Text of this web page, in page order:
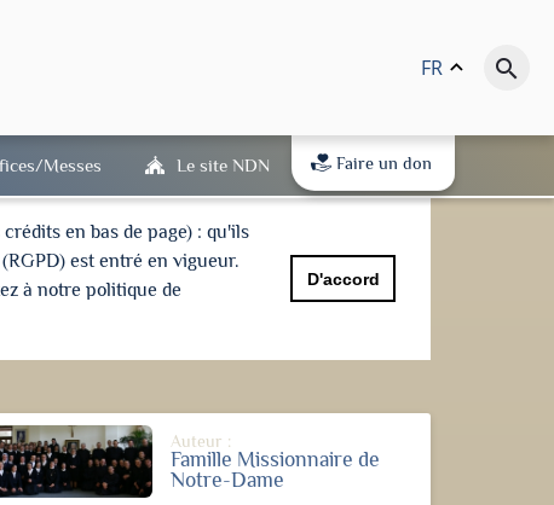
FR keyboard_arrow_up search
Messes Le site NDN Faire un don
en bas de page) : qu'ils
est entré en vigueur.
à notre politique de
D'accord
Auteur :
Famille Missionnaire de
Notre-Dame